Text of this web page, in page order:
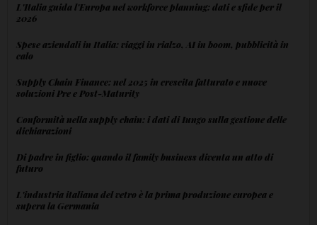
L'Italia guida l'Europa nel workforce planning: dati e sfide per il
2026
Spese aziendali in Italia: viaggi in rialzo, AI in boom, pubblicità in
calo
Supply Chain Finance: nel 2025 in crescita fatturato e nuove
soluzioni Pre e Post-Maturity
Conformità nella supply chain: i dati di Iungo sulla gestione delle
dichiarazioni
Di padre in figlio: quando il family business diventa un atto di
futuro
L'industria italiana del vetro è la prima produzione europea e
supera la Germania